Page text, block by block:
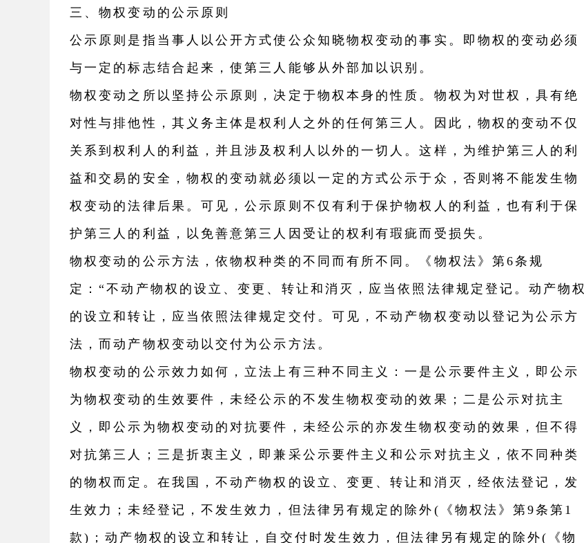
三、物权变动的公示原则
公示原则是指当事人以公开方式使公众知晓物权变动的事实。即物权的变动必须
与一定的标志结合起来，使第三人能够从外部加以识别。
物权变动之所以坚持公示原则，决定于物权本身的性质。物权为对世权，具有绝
对性与排他性，其义务主体是权利人之外的任何第三人。因此，物权的变动不仅
关系到权利人的利益，并且涉及权利人以外的一切人。这样，为维护第三人的利
益和交易的安全，物权的变动就必须以一定的方式公示于众，否则将不能发生物
权变动的法律后果。可见，公示原则不仅有利于保护物权人的利益，也有利于保
护第三人的利益，以免善意第三人因受让的权利有瑕疵而受损失。
物权变动的公示方法，依物权种类的不同而有所不同。《物权法》第6条规
定：“不动产物权的设立、变更、转让和消灭，应当依照法律规定登记。动产物权
的设立和转让，应当依照法律规定交付。可见，不动产物权变动以登记为公示方
法，而动产物权变动以交付为公示方法。
物权变动的公示效力如何，立法上有三种不同主义：一是公示要件主义，即公示
为物权变动的生效要件，未经公示的不发生物权变动的效果；二是公示对抗主
义，即公示为物权变动的对抗要件，未经公示的亦发生物权变动的效果，但不得
对抗第三人；三是折衷主义，即兼采公示要件主义和公示对抗主义，依不同种类
的物权而定。在我国，不动产物权的设立、变更、转让和消灭，经依法登记，发
生效力；未经登记，不发生效力，但法律另有规定的除外(《物权法》第9条第1
款)；动产物权的设立和转让，自交付时发生效力，但法律另有规定的除外(《物